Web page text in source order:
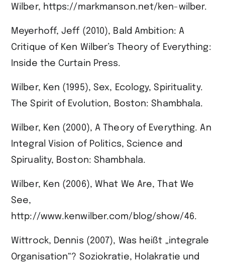
Wilber, https://markmanson.net/ken-wilber.
Meyerhoff, Jeff (2010), Bald Ambition: A
Critique of Ken Wilber’s Theory of Everything:
Inside the Curtain Press.
Wilber, Ken (1995), Sex, Ecology, Spirituality.
The Spirit of Evolution, Boston: Shambhala.
Wilber, Ken (2000), A Theory of Everything. An
Integral Vision of Politics, Science and
Spiruality, Boston: Shambhala.
Wilber, Ken (2006), What We Are, That We
See,
http://www.kenwilber.com/blog/show/46.
Wittrock, Dennis (2007), Was heißt „integrale
Organisation“? Soziokratie, Holakratie und